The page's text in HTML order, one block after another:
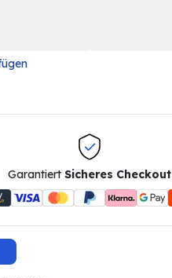
GarantiertSicheres Checkout